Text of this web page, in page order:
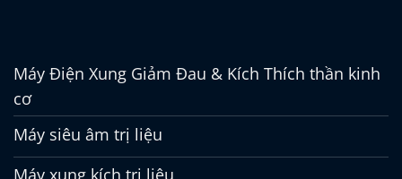
Máy Điện Xung Giảm Đau & Kích Thích thần kinh
cơ
Máy siêu âm trị liệu
Máy xung kích trị liệu